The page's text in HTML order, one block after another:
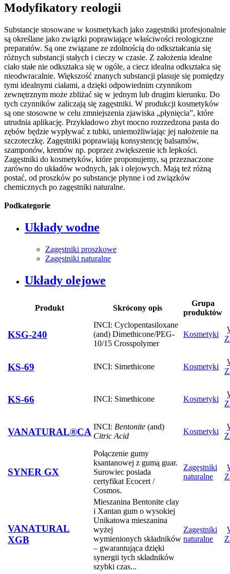
Modyfikatory reologii
Substancje stosowane w kosmetykach jako zagęstniki profesjonalnie
są określane jako związki poprawiające właściwości reologiczne
preparatów. Są one związane ze zdolnością do odkształcania się
różnych substancji stałych i cieczy w czasie. Z założenia idealne
ciało stałe nie odkształca się w ogóle, a ciecz idealna odkształca się
nieodwracalnie. Większość znanych substancji plasuje się pomiędzy
tymi idealnymi ciałami, a dzięki odpowiednim czynnikom
zewnętrznym może zbliżać się w jednym lub drugim kierunku. Do
tych czynników zaliczają się zagęstniki. W produkcji kosmetyków
są one stosowne w celu zmniejszenia zjawiska „płynięcia”, które
utrudnia aplikację. Przykładowo zbyt mocno rozrzedzona pasta do
zębów będzie wypływać z tubki, uniemożliwiając jej nałożenie na
szczoteczkę. Zagęstniki poprawiają konsystencję balsamów,
szamponów, kremów np. poprzez zwiększenie ich lepkości.
Zagęstniki do kosmetyków, które proponujemy, są przeznaczone
zarówno do układów wodnych, jak i olejowych. Mają też różną
postać, od proszków po substancje płynne i od związków
chemicznych po zagęstniki naturalne.
Podkategorie
Układy wodne
Zagęstniki proszkowe
Zagęstniki naturalne
Układy olejowe
Produkt Skrócony opis
Grupa
produktów
KSG-240
INCI: Cyclopentasiloxane
(and) Dimethicone/PEG-
10/15 Crosspolymer
Kosmetyki
KS-69 INCI: Simethicone Kosmetyki
KS-66 INCI: Simethicone Kosmetyki
VANATURAL®CA INCI: Bentonite (and)
Citric Acid
Kosmetyki
SYNER GX
Połączenie gumy
ksantanowej z gumą guar.
Surowiec posiada
certyfikat Ecocert /
Cosmos.
Zagęstniki
naturalne
VANATURAL
XGB
Mieszanina Bentonite clay
i Xantan gum o wysokiej
Unikatowa mieszanina
wyżej
wymienionych składników
– gwarantująca dzięki
synergii tych składników
szybki czas...
Zagęstniki
naturalne